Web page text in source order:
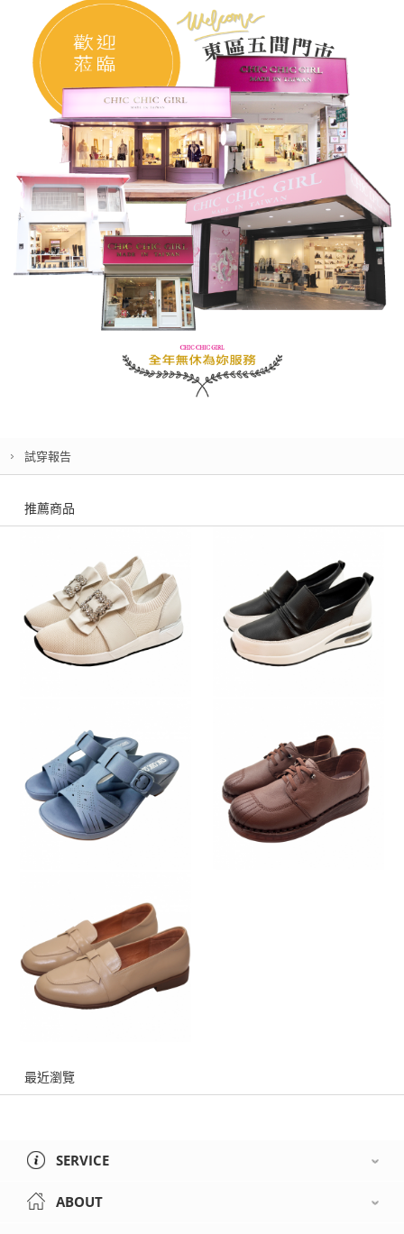
試穿報告
推薦商品
最近瀏覽
SERVICE
ABOUT